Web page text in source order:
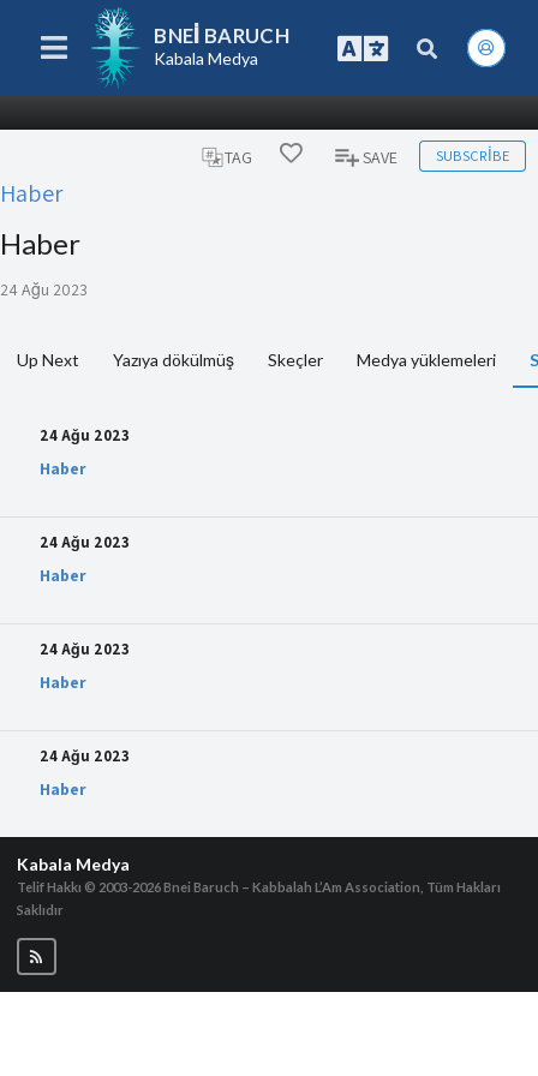
BNEI BARUCH
Kabala Medya
TAG SAVE SUBSCRIBE
Haber
Haber
24 Ağu 2023
Up Next Yazıya dökülmüş Skeçler Medya yüklemeleri
24 Ağu 2023
Haber
24 Ağu 2023
Haber
24 Ağu 2023
Haber
24 Ağu 2023
Haber
Kabala Medya
Telif Hakkı © 2003-2026Bnei Baruch – Kabbalah L’Am Association, Tüm Hakları
Saklıdır